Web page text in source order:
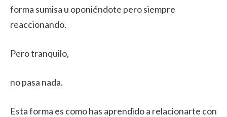
forma sumisa u oponiéndote pero siempre
reaccionando.
Pero tranquilo,
no pasa nada.
Esta forma es como has aprendido a relacionarte con